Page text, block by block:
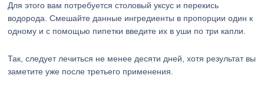
Для этого вам потребуется столовый уксус и перекись
водорода. Смешайте данные ингредиенты в пропорции один к
одному и с помощью пипетки введите их в уши по три капли.
Так, следует лечиться не менее десяти дней, хотя результат вы
заметите уже после третьего применения.